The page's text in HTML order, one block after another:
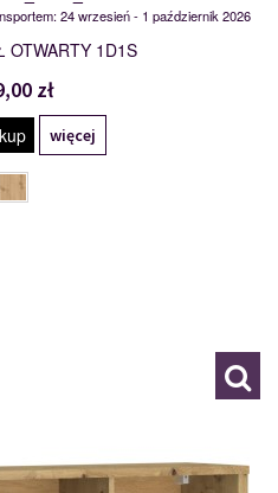
24 wrzesień - 1 październik 2026
OTWARTY 1D1S
zł
więcej